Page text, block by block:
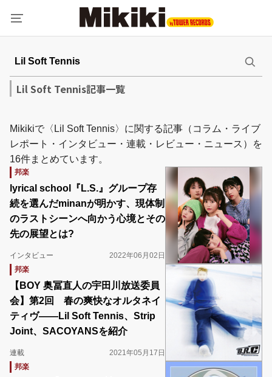
Lil Soft Tennis記事一覧
Mikikiで〈Lil Soft Tennis〉に関する記事（コラム・ライブ
レポート・インタビュー・連載・レビュー・ニュース）を
16件まとめています。
邦楽
lyrical school『L.S.』グループ存
続を選んだminanが明かす、現体制
のラストシーンへ向かう心境とその
先の展望とは?
インタビュー
2022年06月02日
邦楽
【BOY 奥冨直人の宇田川放送委員
会】第2回 春の爽快なオルタネイ
ティヴ――Lil Soft Tennis、Strip
Joint、SACOYANSを紹介
連載
2021年05月17日
邦楽